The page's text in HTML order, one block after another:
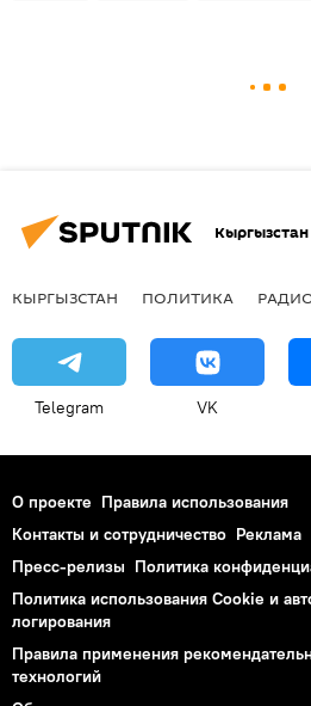
Кыргызстан
КЫРГЫЗСТАН ПОЛИТИКА
Telegram VK
О проекте Правила использования
Контакты и сотрудничество Реклама
Пресс-релизы Политика
Политика использования Cookie и
логирования
Правила применения
технологий